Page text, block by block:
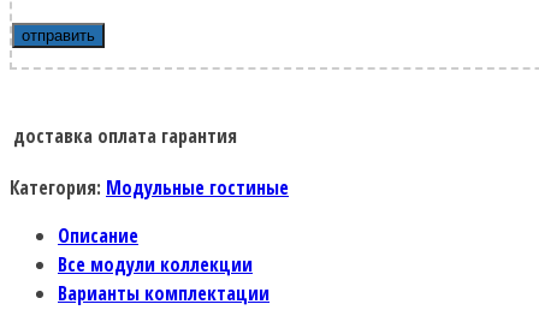
доставка оплата гарантия
Категория: Модульные гостиные
Описание
Все модули коллекции
Варианты комплектации